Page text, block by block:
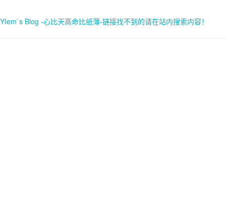
YIem`s Blog -心比天高命比纸薄-链接找不到的请在站内搜索内容！